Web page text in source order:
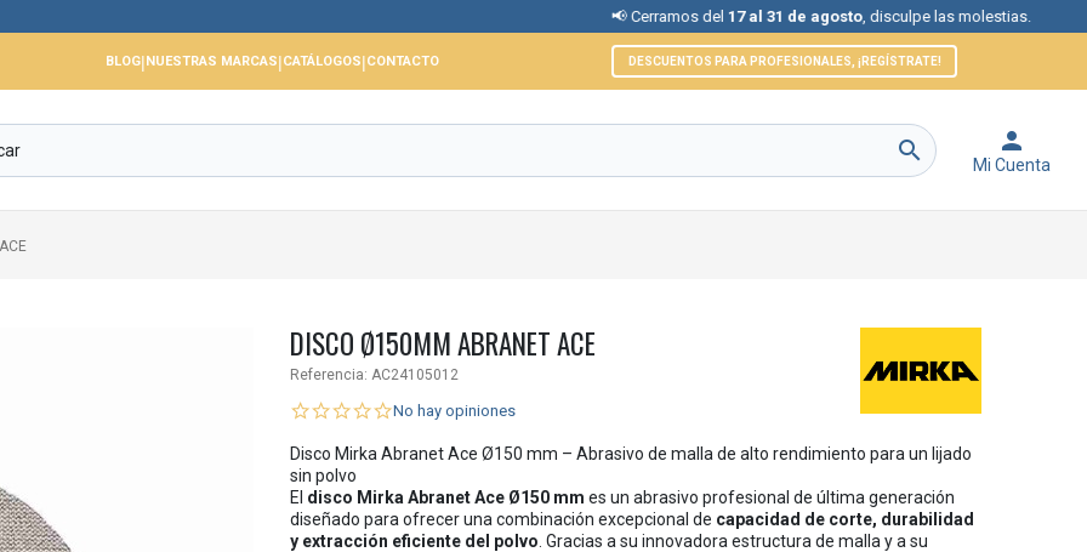
📢 Cerramos del17 al 31 de agosto, disculpe las molestias.
BLOG|NUESTRAS MARCAS|CATÁLOGOS|CONTACTO DESCUENTOS PARA PROFESIONALES, ¡REGÍSTRATE!
 
Mi Cuenta
DISCO Ø150MM ABRANET ACE
Referencia: AC24105012
No hay opiniones
Disco Mirka Abranet Ace Ø150 mm – Abrasivo de malla de alto rendimiento para un lijado
sin polvo
El disco Mirka Abranet Ace Ø150 mm es un abrasivo profesional de última generación
diseñado para ofrecer una combinación excepcional de capacidad de corte, durabilidad
y extracción eficiente del polvo . Gracias a su innovadora estructura de malla y a su